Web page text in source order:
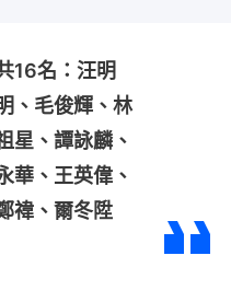
16名：汪明
、毛俊輝、林
星、譚詠麟、
華、王英偉、
禕、爾冬陞